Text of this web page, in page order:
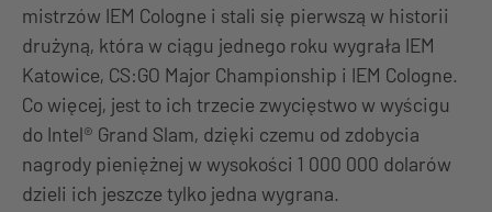
mistrzów IEM Cologne i stali się pierwszą w historii
drużyną, która w ciągu jednego roku wygrała IEM
Katowice, CS:GO Major Championship i IEM Cologne.
Co więcej, jest to ich trzecie zwycięstwo w wyścigu
do Intel® Grand Slam, dzięki czemu od zdobycia
nagrody pieniężnej w wysokości 1 000 000 dolarów
dzieli ich jeszcze tylko jedna wygrana.